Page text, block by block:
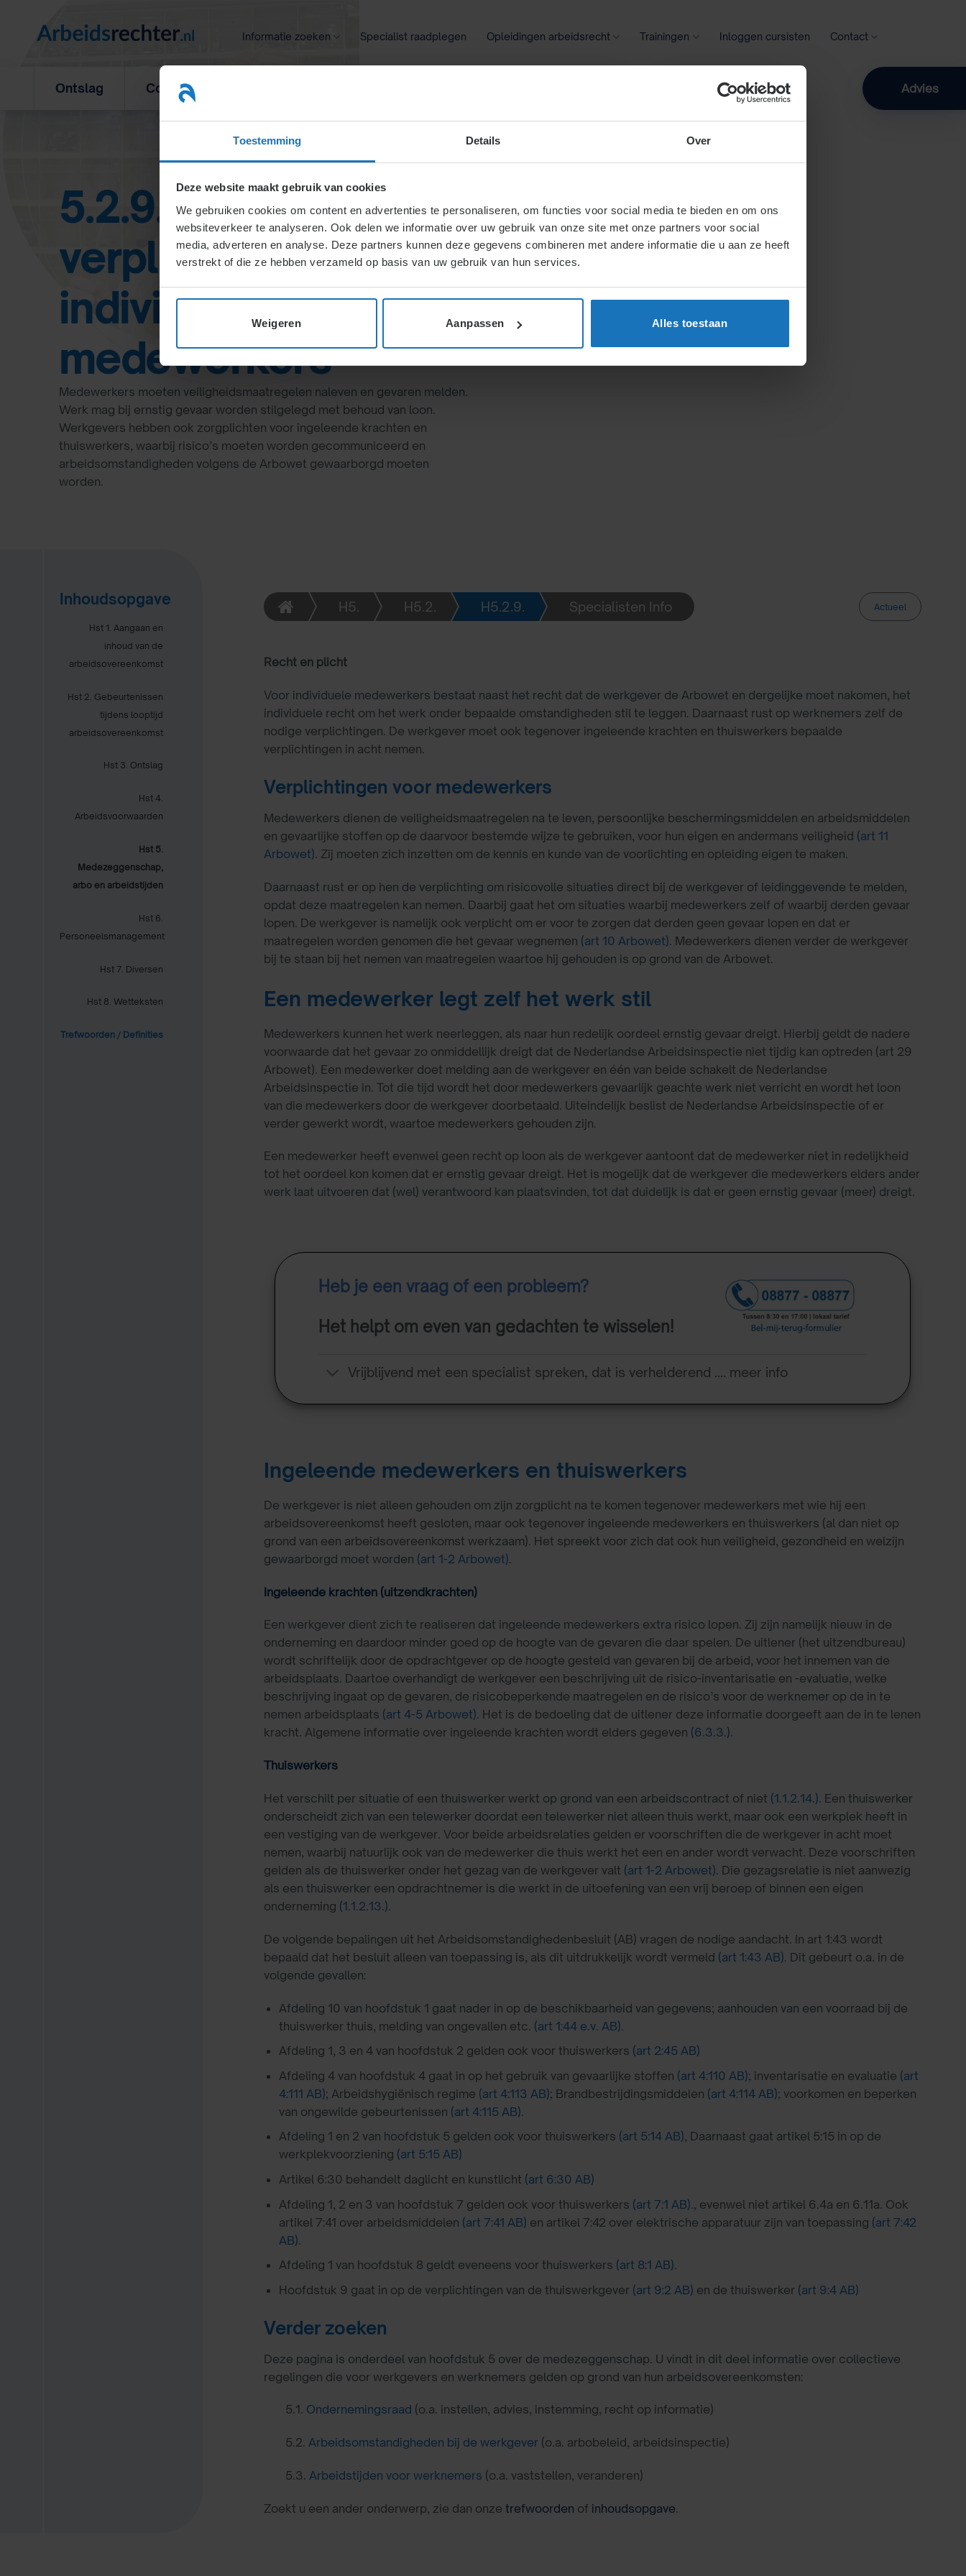
Toestemming Details Over
Deze website maakt gebruik van cookies
We gebruiken cookies om content en advertenties te personaliseren, om functies voor social media te bieden en om ons
websiteverkeer te analyseren. Ook delen we informatie over uw gebruik van onze site met onze partners voor social
media, adverteren en analyse. Deze partners kunnen deze gegevens combineren met andere informatie die u aan ze heeft
verstrekt of die ze hebben verzameld op basis van uw gebruik van hun services.
Weigeren Aanpassen Alles toestaan
Informatie zoeken Specialist raadplegen Opleidingen arbeidsrecht Trainingen Inloggen cursisten Contact
Ontslag Concurrentiebeding Zoeken Advies
5.2.9. Rechten en
verplichtingen voor
individuele (ingeleende)
medewerkers
Medewerkers moeten veiligheidsmaatregelen naleven en gevaren melden.
Werk mag bij ernstig gevaar worden stilgelegd met behoud van loon.
Werkgevers hebben ook zorgplichten voor ingeleende krachten en
thuiswerkers, waarbij risico’s moeten worden gecommuniceerd en
arbeidsomstandigheden volgens de Arbowet gewaarborgd moeten
worden.
Inhoudsopgave
Hst 1. Aangaan en
inhoud van de
arbeidsovereenkomst
Hst 2. Gebeurtenissen
tijdens looptijd
arbeidsovereenkomst
Hst 3. Ontslag
Hst 4.
Arbeidsvoorwaarden
Hst 5.
Medezeggenschap,
arbo en arbeidstijden
Hst 6.
Personeelsmanagement
Hst 7. Diversen
Hst 8. Wetteksten
Trefwoorden / Definities
H5. H5.2. H5.2.9. Specialisten Info Actueel
Recht en plicht
Voor individuele medewerkers bestaat naast het recht dat de werkgever de Arbowet en dergelijke moet nakomen, het
individuele recht om het werk onder bepaalde omstandigheden stil te leggen. Daarnaast rust op werknemers zelf de
nodige verplichtingen. De werkgever moet ook tegenover ingeleende krachten en thuiswerkers bepaalde
verplichtingen in acht nemen.
Verplichtingen voor medewerkers
Medewerkers dienen de veiligheidsmaatregelen na te leven, persoonlijke beschermingsmiddelen en arbeidsmiddelen
en gevaarlijke stoffen op de daarvoor bestemde wijze te gebruiken, voor hun eigen en andermans veiligheid (art 11
Arbowet). Zij moeten zich inzetten om de kennis en kunde van de voorlichting en opleiding eigen te maken.
Daarnaast rust er op hen de verplichting om risicovolle situaties direct bij de werkgever of leidinggevende te melden,
opdat deze maatregelen kan nemen. Daarbij gaat het om situaties waarbij medewerkers zelf of waarbij derden gevaar
lopen. De werkgever is namelijk ook verplicht om er voor te zorgen dat derden geen gevaar lopen en dat er
maatregelen worden genomen die het gevaar wegnemen (art 10 Arbowet). Medewerkers dienen verder de werkgever
bij te staan bij het nemen van maatregelen waartoe hij gehouden is op grond van de Arbowet.
Een medewerker legt zelf het werk stil
Medewerkers kunnen het werk neerleggen, als naar hun redelijk oordeel ernstig gevaar dreigt. Hierbij geldt de nadere
voorwaarde dat het gevaar zo onmiddellijk dreigt dat de Nederlandse Arbeidsinspectie niet tijdig kan optreden (art 29
Arbowet). Een medewerker doet melding aan de werkgever en één van beide schakelt de Nederlandse
Arbeidsinspectie in. Tot die tijd wordt het door medewerkers gevaarlijk geachte werk niet verricht en wordt het loon
van die medewerkers door de werkgever doorbetaald. Uiteindelijk beslist de Nederlandse Arbeidsinspectie of er
verder gewerkt wordt, waartoe medewerkers gehouden zijn.
Een medewerker heeft evenwel geen recht op loon als de werkgever aantoont dat de medewerker niet in redelijkheid
tot het oordeel kon komen dat er ernstig gevaar dreigt. Het is mogelijk dat de werkgever die medewerkers elders ander
werk laat uitvoeren dat (wel) verantwoord kan plaatsvinden, tot dat duidelijk is dat er geen ernstig gevaar (meer) dreigt.
Heb je een vraag of een probleem?
Het helpt om even van gedachten te wisselen!
Vrijblijvend met een specialist spreken, dat is verhelderend .... meer info
Ingeleende medewerkers en thuiswerkers
De werkgever is niet alleen gehouden om zijn zorgplicht na te komen tegenover medewerkers met wie hij een
arbeidsovereenkomst heeft gesloten, maar ook tegenover ingeleende medewerkers en thuiswerkers (al dan niet op
grond van een arbeidsovereenkomst werkzaam). Het spreekt voor zich dat ook hun veiligheid, gezondheid en welzijn
gewaarborgd moet worden (art 1-2 Arbowet).
Ingeleende krachten (uitzendkrachten)
Een werkgever dient zich te realiseren dat ingeleende medewerkers extra risico lopen. Zij zijn namelijk nieuw in de
onderneming en daardoor minder goed op de hoogte van de gevaren die daar spelen. De uitlener (het uitzendbureau)
wordt schriftelijk door de opdrachtgever op de hoogte gesteld van gevaren bij de arbeid, voor het innemen van de
arbeidsplaats. Daartoe overhandigt de werkgever een beschrijving uit de risico-inventarisatie en -evaluatie, welke
beschrijving ingaat op de gevaren, de risicobeperkende maatregelen en de risico’s voor de werknemer op de in te
nemen arbeidsplaats (art 4-5 Arbowet). Het is de bedoeling dat de uitlener deze informatie doorgeeft aan de in te lenen
kracht. Algemene informatie over ingeleende krachten wordt elders gegeven (6.3.3.).
Thuiswerkers
Het verschilt per situatie of een thuiswerker werkt op grond van een arbeidscontract of niet (1.1.2.14.). Een thuiswerker
onderscheidt zich van een telewerker doordat een telewerker niet alleen thuis werkt, maar ook een werkplek heeft in
een vestiging van de werkgever. Voor beide arbeidsrelaties gelden er voorschriften die de werkgever in acht moet
nemen, waarbij natuurlijk ook van de medewerker die thuis werkt het een en ander wordt verwacht. Deze voorschriften
gelden als de thuiswerker onder het gezag van de werkgever valt (art 1-2 Arbowet). Die gezagsrelatie is niet aanwezig
als een thuiswerker een opdrachtnemer is die werkt in de uitoefening van een vrij beroep of binnen een eigen
onderneming (1.1.2.13.).
De volgende bepalingen uit het Arbeidsomstandighedenbesluit (AB) vragen de nodige aandacht. In art 1:43 wordt
bepaald dat het besluit alleen van toepassing is, als dit uitdrukkelijk wordt vermeld (art 1:43 AB). Dit gebeurt o.a. in de
volgende gevallen:
Afdeling 10 van hoofdstuk 1 gaat nader in op de beschikbaarheid van gegevens; aanhouden van een voorraad bij de
thuiswerker thuis, melding van ongevallen etc. (art 1:44 e.v. AB).
Afdeling 1, 3 en 4 van hoofdstuk 2 gelden ook voor thuiswerkers (art 2:45 AB)
Afdeling 4 van hoofdstuk 4 gaat in op het gebruik van gevaarlijke stoffen (art 4:110 AB); inventarisatie en evaluatie (art
4:111 AB); Arbeidshygiënisch regime (art 4:113 AB); Brandbestrijdingsmiddelen (art 4:114 AB); voorkomen en beperken
van ongewilde gebeurtenissen (art 4:115 AB).
Afdeling 1 en 2 van hoofdstuk 5 gelden ook voor thuiswerkers (art 5:14 AB), Daarnaast gaat artikel 5:15 in op de
werkplekvoorziening (art 5:15 AB)
Artikel 6:30 behandelt daglicht en kunstlicht (art 6:30 AB)
Afdeling 1, 2 en 3 van hoofdstuk 7 gelden ook voor thuiswerkers (art 7:1 AB)., evenwel niet artikel 6.4a en 6.11a. Ook
artikel 7:41 over arbeidsmiddelen (art 7:41 AB) en artikel 7:42 over elektrische apparatuur zijn van toepassing (art 7:42
AB).
Afdeling 1 van hoofdstuk 8 geldt eveneens voor thuiswerkers (art 8:1 AB).
Hoofdstuk 9 gaat in op de verplichtingen van de thuiswerkgever (art 9:2 AB) en de thuiswerker (art 9:4 AB)
Verder zoeken
Deze pagina is onderdeel van hoofdstuk 5 over de medezeggenschap. U vindt in dit deel informatie over collectieve
regelingen die voor werkgevers en werknemers gelden op grond van hun arbeidsovereenkomsten:
5.1. Ondernemingsraad (o.a. instellen, advies, instemming, recht op informatie)
5.2. Arbeidsomstandigheden bij de werkgever (o.a. arbobeleid, arbeidsinspectie)
5.3. Arbeidstijden voor werknemers (o.a. vaststellen, veranderen)
Zoekt u een ander onderwerp, zie dan onze trefwoorden of inhoudsopgave.